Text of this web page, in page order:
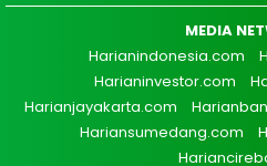
MEDIA
Harianindonesia.com
Harianinvestor.com
Harianjayakarta.com
Hariansumedang.com